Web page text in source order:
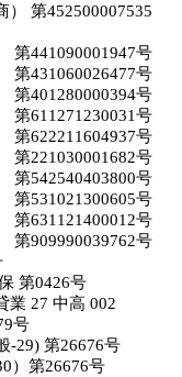
） 第452500007535
第441090001947号
第431060026477号
第401280000394号
第611271230031号
第622211604937号
第221030001682号
第542540403800号
第531021300605号
第631121400012号
第909990039762号
第0426号
業 27 中高 002
号
-29) 第26676号
）第26676号